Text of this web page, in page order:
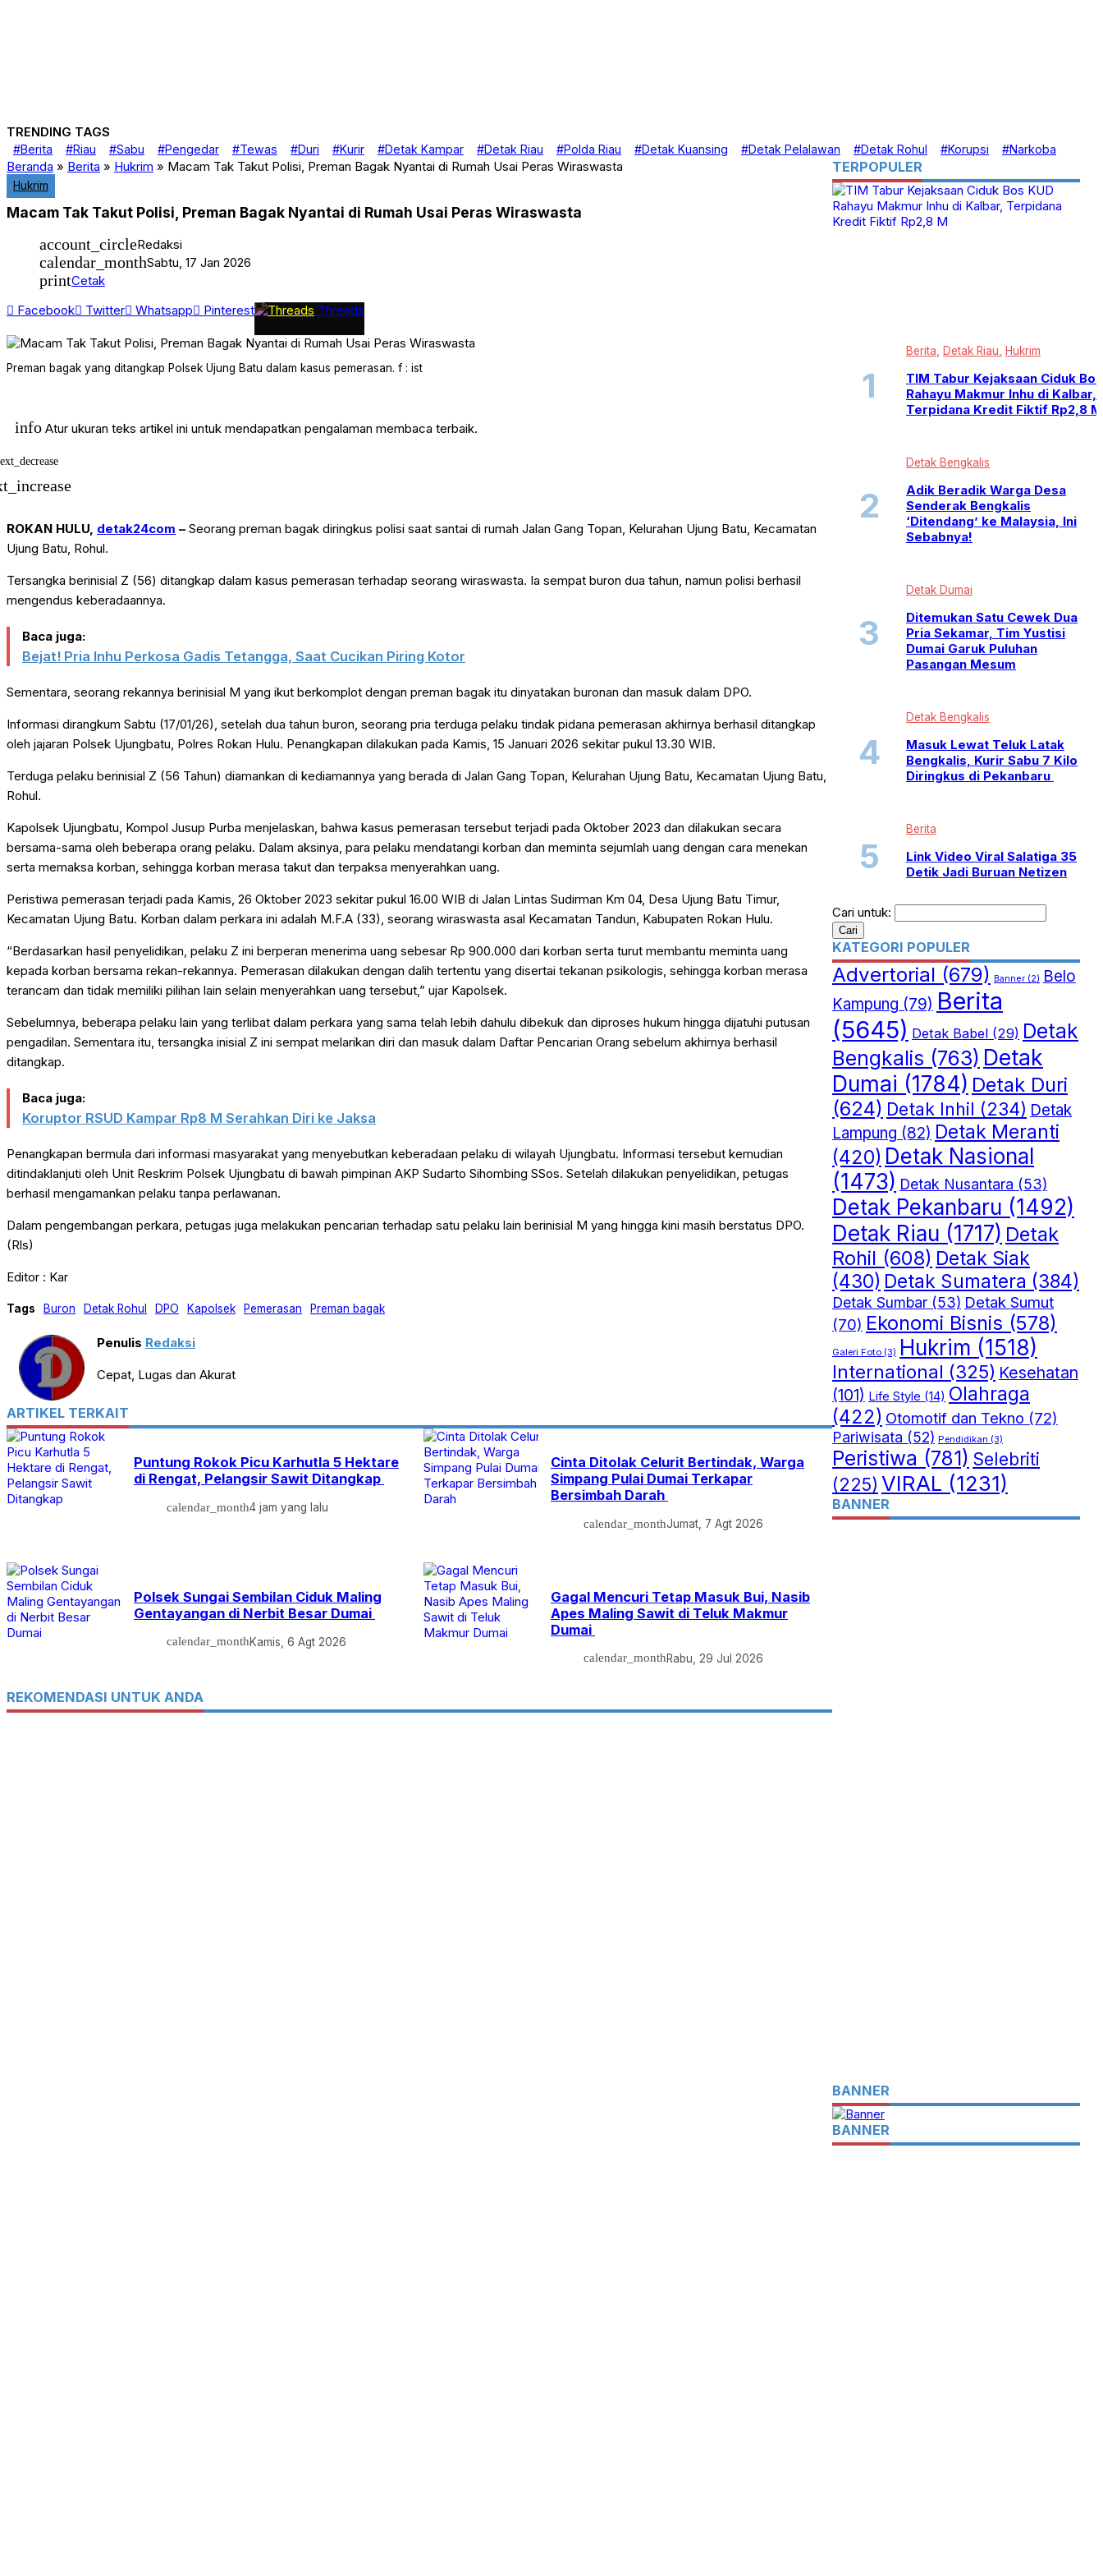
Detak Sumatera
Detak Sumbar
Detak Sumut
Ekonomi Bisnis
Galeri Foto
Hukrim
International
Latest
Life Style
Olahraga
Otomotif dan Tekno
Pendidikan
Popular News
Selebriti
VIRAL
TRENDING TAGS
#Berita #Riau #Sabu #Pengedar #Tewas #Duri #Kurir #Detak Kampar #Detak Riau #Polda Riau #Detak Kuansing #Detak Pelalawan #Detak Rohul #Korupsi #Narkoba
Beranda » Berita » Hukrim » Macam Tak Takut Polisi, Preman Bagak Nyantai di Rumah Usai Peras Wiraswasta
Hukrim
Macam Tak Takut Polisi, Preman Bagak Nyantai di Rumah Usai Peras Wiraswasta
account_circleRedaksi
calendar_monthSabtu, 17 Jan 2026
printCetak
Facebook
Twitter Whatsapp Pinterest Threads
Preman bagak yang ditangkap Polsek Ujung Batu dalam kasus pemerasan. f : ist
info Atur ukuran teks artikel ini untuk mendapatkan pengalaman membaca terbaik.
ROKAN HULU, detak24com – Seorang preman bagak diringkus polisi saat santai di rumah Jalan Gang Topan, Kelurahan Ujung Batu, Kecamatan
Ujung Batu, Rohul.
Tersangka berinisial Z (56) ditangkap dalam kasus pemerasan terhadap seorang wiraswasta. Ia sempat buron dua tahun, namun polisi berhasil
mengendus keberadaannya.
Baca juga:
Bejat! Pria Inhu Perkosa Gadis Tetangga, Saat Cucikan Piring Kotor
Sementara, seorang rekannya berinisial M yang ikut berkomplot dengan preman bagak itu dinyatakan buronan dan masuk dalam DPO.
Informasi dirangkum Sabtu (17/01/26), setelah dua tahun buron, seorang pria terduga pelaku tindak pidana pemerasan akhirnya berhasil ditangkap
oleh jajaran Polsek Ujungbatu, Polres Rokan Hulu. Penangkapan dilakukan pada Kamis, 15 Januari 2026 sekitar pukul 13.30 WIB.
Terduga pelaku berinisial Z (56 Tahun) diamankan di kediamannya yang berada di Jalan Gang Topan, Kelurahan Ujung Batu, Kecamatan Ujung Batu,
Rohul.
Kapolsek Ujungbatu, Kompol Jusup Purba menjelaskan, bahwa kasus pemerasan tersebut terjadi pada Oktober 2023 dan dilakukan secara
bersama-sama oleh beberapa orang pelaku. Dalam aksinya, para pelaku mendatangi korban dan meminta sejumlah uang dengan cara menekan
serta memaksa korban, sehingga korban merasa takut dan terpaksa menyerahkan uang.
Peristiwa pemerasan terjadi pada Kamis, 26 Oktober 2023 sekitar pukul 16.00 WIB di Jalan Lintas Sudirman Km 04, Desa Ujung Batu Timur,
Kecamatan Ujung Batu. Korban dalam perkara ini adalah M.F.A (33), seorang wiraswasta asal Kecamatan Tandun, Kabupaten Rokan Hulu.
“Berdasarkan hasil penyelidikan, pelaku Z ini berperan menerima uang sebesar Rp 900.000 dari korban serta turut membantu meminta uang
kepada korban bersama rekan-rekannya. Pemerasan dilakukan dengan dalih tertentu yang disertai tekanan psikologis, sehingga korban merasa
terancam dan tidak memiliki pilihan lain selain menyerahkan uang tersebut,” ujar Kapolsek.
Sebelumnya, beberapa pelaku lain yang terlibat dalam perkara yang sama telah lebih dahulu dibekuk dan diproses hukum hingga dijatuhi putusan
pengadilan. Sementara itu, tersangka inisial Z ini sempat melarikan diri dan masuk dalam Daftar Pencarian Orang sebelum akhirnya berhasil
ditangkap.
Baca juga:
Koruptor RSUD Kampar Rp8 M Serahkan Diri ke Jaksa
Penangkapan bermula dari informasi masyarakat yang menyebutkan keberadaan pelaku di wilayah Ujungbatu. Informasi tersebut kemudian
ditindaklanjuti oleh Unit Reskrim Polsek Ujungbatu di bawah pimpinan AKP Sudarto Sihombing SSos. Setelah dilakukan penyelidikan, petugas
berhasil mengamankan pelaku tanpa perlawanan.
Dalam pengembangan perkara, petugas juga melakukan pencarian terhadap satu pelaku lain berinisial M yang hingga kini masih berstatus DPO.
(Rls)
Editor : Kar
Tags Buron Detak Rohul DPO Kapolsek Pemerasan Preman bagak
Penulis Redaksi
Cepat, Lugas dan Akurat
ARTIKEL TERKAIT
Puntung Rokok Picu Karhutla 5 Hektare
di Rengat, Pelangsir Sawit Ditangkap
calendar_month4 jam yang lalu
Cinta Ditolak Celurit Bertindak, Warga
Simpang Pulai Dumai Terkapar
Bersimbah Darah
calendar_monthJumat, 7 Agt 2026
Polsek Sungai Sembilan Ciduk Maling
Gentayangan di Nerbit Besar Dumai
calendar_monthKamis, 6 Agt 2026
Gagal Mencuri Tetap Masuk Bui, Nasib
Apes Maling Sawit di Teluk Makmur
Dumai
calendar_monthRabu, 29 Jul 2026
REKOMENDASI UNTUK ANDA
TERPOPULER
Berita Detak Riau Hukrim
TIM Tabur Kejaksaan Ciduk
Rahayu Makmur Inhu di Kalbar,
Terpidana Kredit Fiktif Rp2,8 M
Detak Bengkalis
Adik Beradik Warga Desa
Senderak Bengkalis
‘Ditendang’ ke Malaysia, Ini
Sebabnya!
Detak Dumai
Ditemukan Satu Cewek Dua
Pria Sekamar, Tim Yustisi
Dumai Garuk Puluhan
Pasangan Mesum
Detak Bengkalis
Masuk Lewat Teluk Latak
Bengkalis, Kurir Sabu 7 Kilo
Diringkus di Pekanbaru
Berita
Link Video Viral Salatiga 35
Detik Jadi Buruan Netizen
Cari untuk:
KATEGORI POPULER
Advertorial (679) Banner (2) Belo
Kampung (79) Berita
(5645) Detak Babel (29) Detak
Bengkalis (763) Detak
Dumai (1784) Detak Duri
(624) Detak Inhil (234) Detak
Lampung (82) Detak Meranti
(420) Detak Nasional
(1473) Detak Nusantara (53)
Detak Pekanbaru (1492)
Detak Riau (1717) Detak
Rohil (608) Detak Siak
(430) Detak Sumatera (384)
Detak Sumbar (53) Detak Sumut
(70) Ekonomi Bisnis (578)
Galeri Foto (3) Hukrim (1518)
International (325) Kesehatan
(101) Life Style (14) Olahraga
(422) Otomotif dan Tekno (72)
Pariwisata (52) Pendidikan (3)
Peristiwa (781) Selebriti
(225) VIRAL (1231)
BANNER
BANNER
BANNER